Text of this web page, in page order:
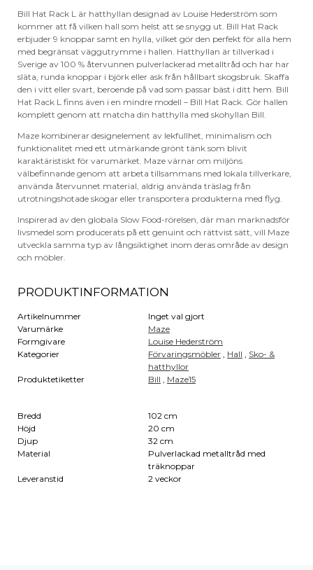
Bill Hat Rack L är hatthyllan designad av Louise Hederström som
kommer att få vilken hall som helst att se snygg ut. Bill Hat Rack
erbjuder 9 knoppar samt en hylla, vilket gör den perfekt för alla hem
med begränsat väggutrymme i hallen. Hatthyllan är tillverkad i
Sverige av 100 % återvunnen pulverlackerad metalltråd och har har
släta, runda knoppar i björk eller ask från hållbart skogsbruk. Skaffa
den i vitt eller svart, beroende på vad som passar bäst i ditt hem. Bill
Hat Rack L finns även i en mindre modell – Bill Hat Rack. Gör hallen
komplett genom att matcha din hatthylla med skohyllan Bill.
Maze kombinerar designelement av lekfullhet, minimalism och
funktionalitet med ett utmärkande grönt tänk som blivit
karaktäristiskt för varumärket. Maze värnar om miljöns
välbefinnande genom att arbeta tillsammans med lokala tillverkare,
använda återvunnet material, aldrig använda träslag från
utrotningshotade skogar eller transportera produkterna med flyg.
Inspirerad av den globala Slow Food-rörelsen, där man marknadsför
livsmedel som producerats på ett genuint och rättvist sätt, vill Maze
utveckla samma typ av långsiktighet inom deras område av design
och möbler.
PRODUKTINFORMATION
Artikelnummer
Inget val gjort
Varumärke
Maze
Formgivare
Louise Hederström
Kategorier
Förvaringsmöbler Hall
Sko- &
hatthyllor
Produktetiketter
Bill Maze15
Bredd
102 cm
Höjd
20 cm
Djup
32 cm
Material
Pulverlackad metalltråd med
träknoppar
Leveranstid
2 veckor